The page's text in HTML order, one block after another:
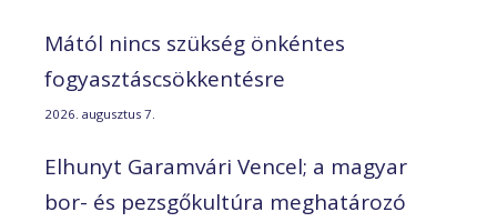
Mától nincs szükség önkéntes
fogyasztáscsökkentésre
2026. augusztus 7.
Elhunyt Garamvári Vencel; a magyar
bor- és pezsgőkultúra meghatározó